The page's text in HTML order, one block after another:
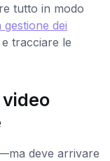
tutto in modo
dei
tracciare le
deve arrivare